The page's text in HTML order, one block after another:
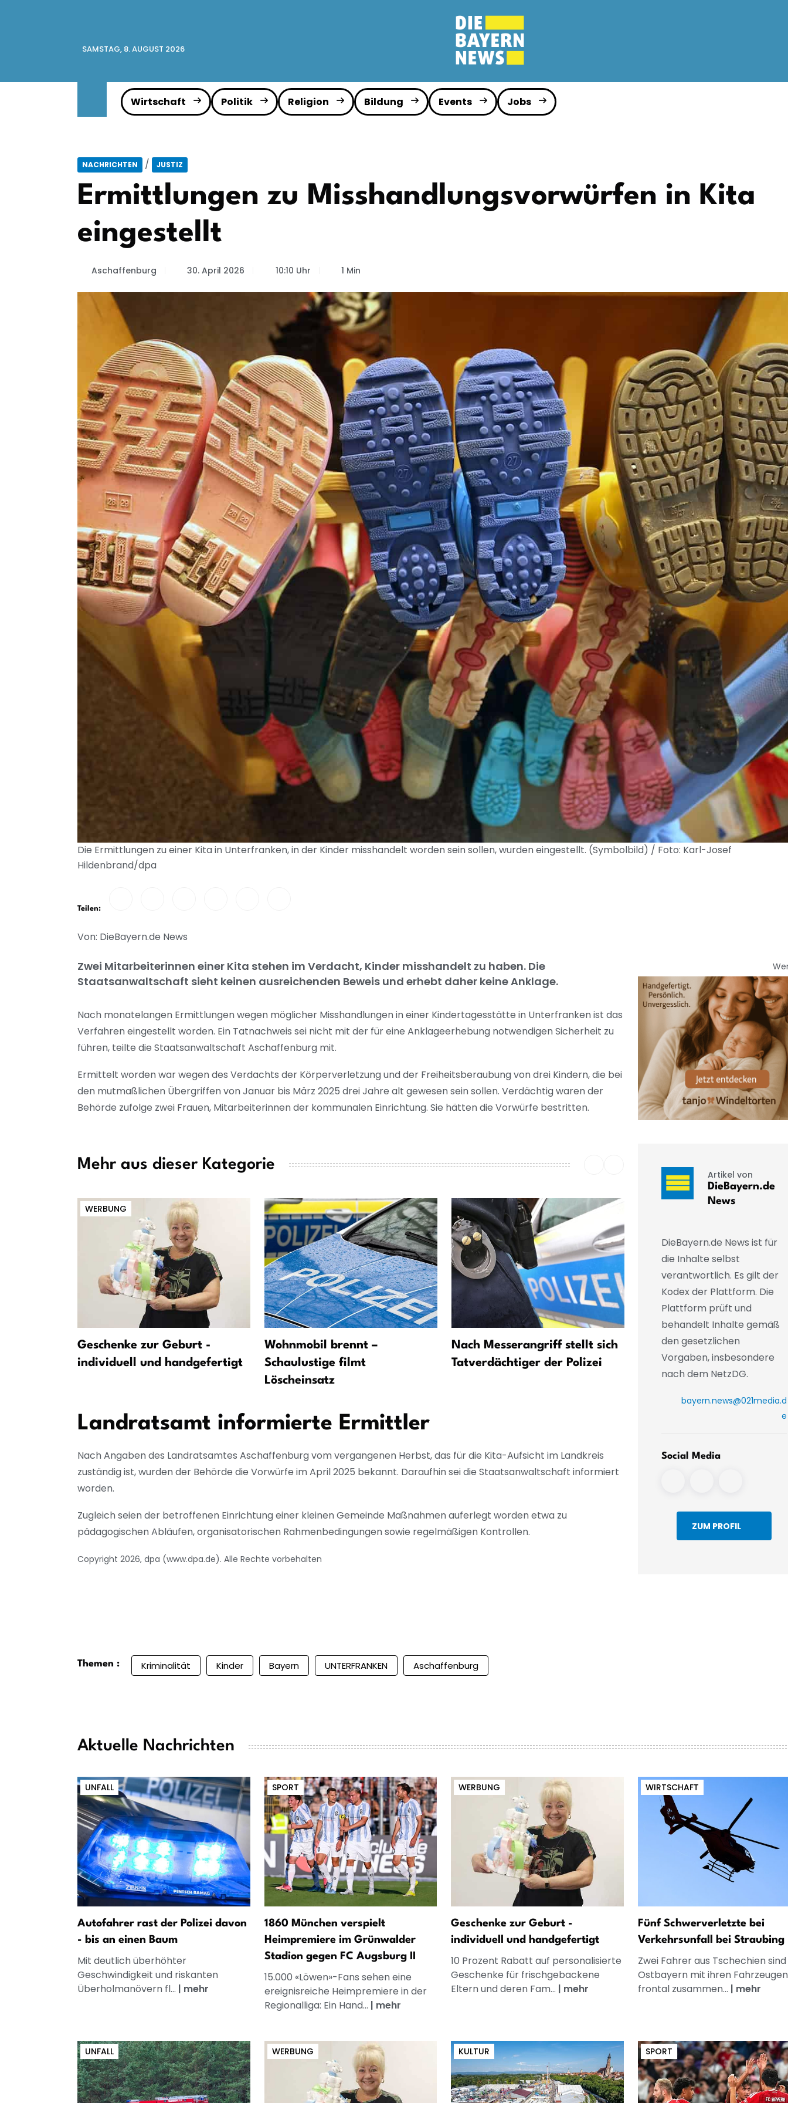
SAMSTAG, 8. AUGUST 2026
Wirtschaft Politik Religion Bildung Events Jobs
NACHRICHTEN / JUSTIZ
Ermittlungen zu Misshandlungsvorwürfen in Kita
eingestellt
Aschaffenburg 30. April 2026 10:10 Uhr 1 Min
Die Ermittlungen zu einer Kita in Unterfranken, in der Kinder misshandelt worden sein sollen, wurden eingestellt. (Symbolbild) / Foto: Karl-Josef
Hildenbrand/dpa
Teilen:
Von: DieBayern.de News
Zwei Mitarbeiterinnen einer Kita stehen im Verdacht, Kinder misshandelt zu haben. Die
Staatsanwaltschaft sieht keinen ausreichenden Beweis und erhebt daher keine Anklage.
Nach monatelangen Ermittlungen wegen möglicher Misshandlungen in einer Kindertagesstätte in Unterfranken ist das
Verfahren eingestellt worden. Ein Tatnachweis sei nicht mit der für eine Anklageerhebung notwendigen Sicherheit zu
führen, teilte die Staatsanwaltschaft Aschaffenburg mit.
Ermittelt worden war wegen des Verdachts der Körperverletzung und der Freiheitsberaubung von drei Kindern, die bei
den mutmaßlichen Übergriffen von Januar bis März 2025 drei Jahre alt gewesen sein sollen. Verdächtig waren der
Behörde zufolge zwei Frauen, Mitarbeiterinnen der kommunalen Einrichtung. Sie hätten die Vorwürfe bestritten.
Mehr aus dieser Kategorie
WERBUNG
Geschenke zur Geburt -
individuell und handgefertigt
Wohnmobil brennt –
Schaulustige filmt
Löscheinsatz
Nach Messerangriff stellt sich
Tatverdächtiger der Polizei
Schleuser bringen
zur Prostitution nach
Landratsamt informierte Ermittler
Nach Angaben des Landratsamtes Aschaffenburg vom vergangenen Herbst, das für die Kita-Aufsicht im Landkreis
zuständig ist, wurden der Behörde die Vorwürfe im April 2025 bekannt. Daraufhin sei die Staatsanwaltschaft informiert
worden.
Zugleich seien der betroffenen Einrichtung einer kleinen Gemeinde Maßnahmen auferlegt worden etwa zu
pädagogischen Abläufen, organisatorischen Rahmenbedingungen sowie regelmäßigen Kontrollen.
Copyright 2026, dpa (www.dpa.de). Alle Rechte vorbehalten
Artikel von
DieBayern.de
News
DieBayern.de News ist für
die Inhalte selbst
verantwortlich. Es gilt der
Kodex der Plattform. Die
Plattform prüft und
behandelt Inhalte gemäß
den gesetzlichen
Vorgaben, insbesondere
nach dem NetzDG.
bayern.news@021media.d
e
Social Media
ZUM PROFIL
Themen : Kriminalität Kinder Bayern UNTERFRANKEN Aschaffenburg
Aktuelle Nachrichten
UNFALL
Autofahrer rast der Polizei davon
- bis an einen Baum
Mit deutlich überhöhter
Geschwindigkeit und riskanten
Überholmanövern fl... | mehr
SPORT
1860 München verspielt
Heimpremiere im Grünwalder
Stadion gegen FC Augsburg II
15.000 «Löwen»-Fans sehen eine
ereignisreiche Heimpremiere in der
Regionalliga: Ein Hand... | mehr
WERBUNG
Geschenke zur Geburt -
individuell und handgefertigt
10 Prozent Rabatt auf personalisierte
Geschenke für frischgebackene
Eltern und deren Fam... | mehr
WIRTSCHAFT
Fünf Schwerverletzte bei
Verkehrsunfall bei Straubing
Zwei Fahrer aus Tschechien sind
Ostbayern mit ihren Fahrzeugen
frontal zusammen... | mehr
UNFALL WERBUNG KULTUR SPORT